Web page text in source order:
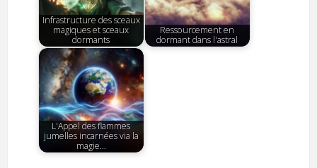
Infrastructure des sceaux
magiques et sceaux
dormants
Ressourcement en
dormant dans l'astral
L'Appel des flammes
jumelles incarnées via la
magie…